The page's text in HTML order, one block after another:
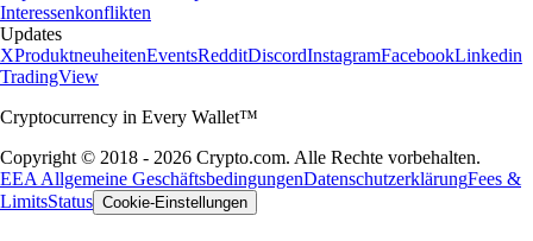
Interessenkonflikten
Updates
XProduktneuheitenEventsRedditDiscordInstagramFacebookLinkedin
TradingView
Cryptocurrency in Every Wallet™
Copyright © 2018 - 2026 Crypto.com. Alle Rechte vorbehalten.
EEA Allgemeine GeschäftsbedingungenDatenschutzerklärungFees &
LimitsStatus Cookie-Einstellungen